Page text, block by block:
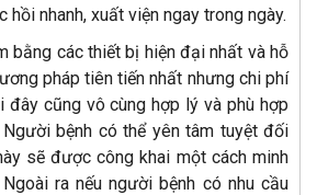
hồi nhanh, xuất viện ngay trong ngày.
bằng các thiết bị hiện đại nhất và hỗ
pháp tiên tiến nhất nhưng chi phí
đây cũng vô cùng hợp lý và phù hợp
bệnh có thể yên tâm tuyệt đối
sẽ được công khai một cách minh
ra nếu người bệnh có nhu cầu